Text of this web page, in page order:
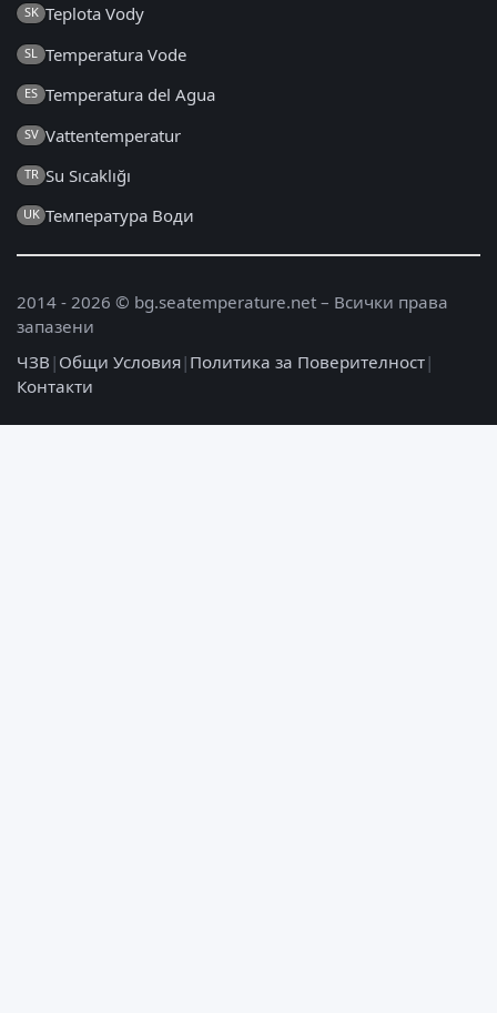
SK Teplota Vody
SL Temperatura Vode
ES Temperatura del Agua
SV Vattentemperatur
TR Su Sıcaklığı
UK Температура Води
2014 - 2026 © bg.seatemperature.net – Всички права
запазени
ЧЗВ | Общи Условия| Политика за Поверителност|
Контакти